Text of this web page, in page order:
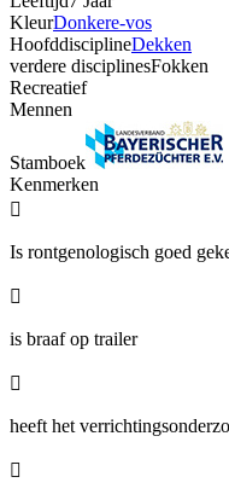
KleurDonkere-vos
HoofddisciplineDekken
verdere disciplinesFokken
Recreatief
Mennen
Stamboek
Kenmerken

Is rontgenologisch goed

is braaf op trailer

heeft het
